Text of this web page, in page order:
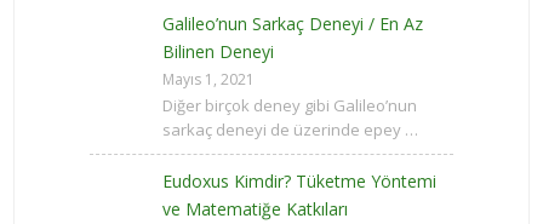
Galileo’nun Sarkaç Deneyi / En Az
Bilinen Deneyi
Mayıs 1, 2021
Diğer birçok deney gibi Galileo’nun
sarkaç deneyi de üzerinde epey …
Eudoxus Kimdir? Tüketme Yöntemi
ve Matematiğe Katkıları